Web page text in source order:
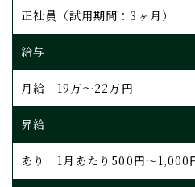
正社員（試用期間：3ヶ月）
給与
月給 19万～22万円
昇給
あり 1月あたり500円～1,000